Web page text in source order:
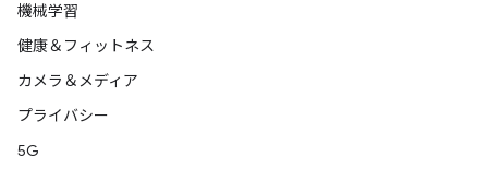
機械学習
健康＆フィットネス
カメラ＆メディア
プライバシー
5G